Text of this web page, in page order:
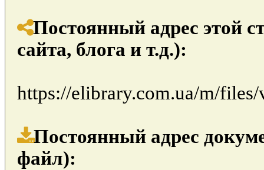
Постоянный адрес этой
сайта, блога и т.д.):
https://elibrary.com.ua/m/
Постоянный адрес
файл):